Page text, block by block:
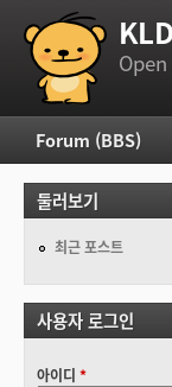
부 메뉴
주 메뉴
Forum (BBS)
둘러보기
최근 포스트
사용자 로그인
아이디 *